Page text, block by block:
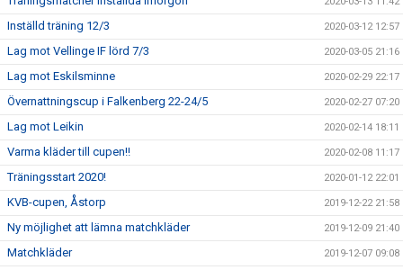
Inställd träning 12/3 2020-03-12 12:57
Lag mot Vellinge IF lörd 7/3 2020-03-05 21:16
Lag mot Eskilsminne 2020-02-29 22:17
Övernattningscup i Falkenberg 22-24/5 2020-02-27 07:20
Lag mot Leikin 2020-02-14 18:11
Varma kläder till cupen!! 2020-02-08 11:17
Träningsstart 2020! 2020-01-12 22:01
KVB-cupen, Åstorp 2019-12-22 21:58
Ny möjlighet att lämna matchkläder 2019-12-09 21:40
Matchkläder 2019-12-07 09:08